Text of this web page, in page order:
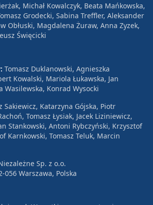
Michał Kowalczyk, Beata Mańkowska,
Grodecki, Sabina Treffler, Aleksander
Obłuski, Magdalena Żuraw, Anna Zyzek,
Święcicki
Tomasz Duklanowski, Agnieszka
Kowalski, Mariola Łukawska, Jan
Wasilewska, Konrad Wysocki
Sakiewicz, Katarzyna Gójska, Piotr
Tomasz Łysiak, Jacek Liziniewicz,
Stankowski, Antoni Rybczyński, Krzysztof
Karnkowski, Tomasz Teluk, Marcin
Sp. z o.o.
056 Warszawa, Polska